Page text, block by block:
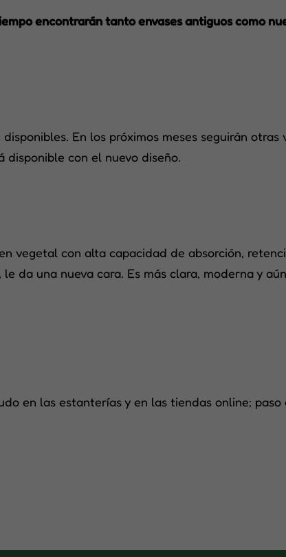
encontrarán tanto envases antiguos como
En los próximos meses seguirán otras
disponible con el nuevo diseño.
vegetal con alta capacidad de absorción,
da una nueva cara. Es más clara, moderna y
en las estanterías y en las tiendas online; paso